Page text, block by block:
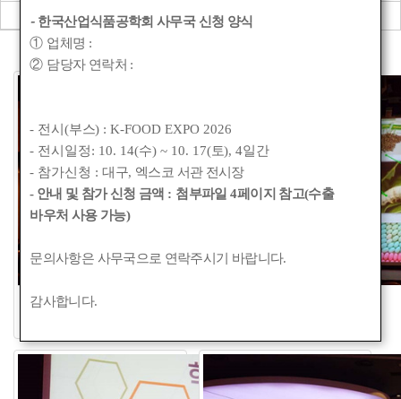
회원동정
2015 추계 심포지엄 및 학술대회
- 한국산업식품공학회 사무국 신청 양식
① 업체명 :
② 담당자 연락처 :
- 전시(부스) : K-FOOD EXPO 2026
- 전시일정: 10. 14(수) ~ 10. 17(토), 4일간
- 참가신청 :대구, 엑스코 서관 전시장
- 안내 및 참가 신청 금액 : 첨부파일 4페이지 참고(수출
바우처 사용 가능)
문의사항은 사무국으로 연락주시기 바랍니다.
감사합니다.